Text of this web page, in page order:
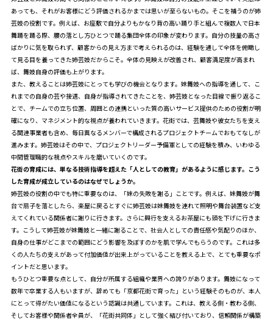
あっても、それがお客様にどう評価されるかまでは思いが至らないもの。そこを補うのが姉
芸妓の役割です。例えば、お座敷で自分よりもかなり背の高い踊り手と組んで複数人で日本
舞踊を踊る際、腰の落とし方ひとつで踊る集団全体の印象が変わります。自分の技量の高さ
ばかりに気を取られず、顧客からの見え方まで考えられるのは、経験を通して全体を俯瞰し
て見る目を養ってきた姉芸妓だからこそ。全体の見映えが改善され、顧客満足度が高まれ
ば、舞妓自身の評価も上がります。
また、教えることは姉芸妓にとっても学びの機会となります。妹舞妓への指導を通して、こ
れまでの自身の芸や接遇、自身が指導されてきたことを、姉芸妓となった目線で振り返るこ
とで、チームでの立ち位置、周囲との連携といった質の高いサービス提供のための役割が明
確になり、マネジメント的な視点が養われていきます。花街では、芸舞妓や彼女たちを支え
る関連事業者も含め、毎日異なるメンバーで構成されるプロジェクトチームでおもてなしが
進みます。姉芸妓はその中で、プロジェクトリーダー予備軍としての経験を積み、いわゆる
中間管理職的な視点やスキルを磨いていくのです。
――花街の育成には、単なる技術指導を超えた「人としての教育」があるように感じます。こう
した育成が成立しているのはなぜでしょうか。
姉芸妓の役割の中でも特に重要なのは、「妹の失敗を謝る」ことです。例えば、妹舞妓が舞
台で扇子を落としたら、楽屋に戻るとすぐに姉芸妓は妹舞妓を連れて照明や舞台装置など支
えてくれている関係者に謝りに行きます。さらに興行を支えるお茶屋にも頭を下げに行きま
す。こうして姉芸妓が妹舞妓と一緒に謝ることで、社会人としての責任感や気配りのほか、
自身の仕事がどこまでの範囲にどう影響を及ぼすのかを肌で学んでもらうのです。これは多
くの人たちの支えがあって付加価値が出来上がっていることを教える上で、とても重要なポ
イントだと思います。
もうひとつ重要な点として、自分が所属する組織や業界への誇りがあります。舞妓になって
数年で卒業する人もいますが、辞めても「京都花街で育った」という経験そのものが、本人
にとって得がたい価値になるという認識は共通しています。これは、教える側・教わる側、
そしてお客様や関係者全員が、「花街共同体」として強く結び付いており、信頼関係が構築